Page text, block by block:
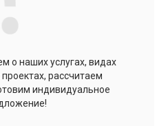
о наших услугах, видах
рассчитаем
индивидуальное